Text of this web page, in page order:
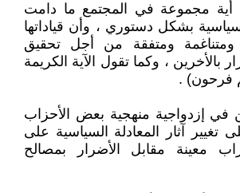
أية مجموعة في المجتمع ما دامت
بشكل دستوري ، وأن قياداتها
ومتناغمة ومتفقة من أجل تحقيق
بالأخرين ، وكما تقول الآية الكريمة
فرحون) .
في إزدواجية منهجية بعض الأحزاب
تغيير آثار المعادلة السياسية على
معينة مقابل الأضرار بمصالح